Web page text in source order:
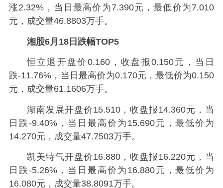
涨2.32%，当日最高价为7.390元，最低价为7.010
元，成交量46.8803万手。
湘股6月18日跌幅TOP5
恒立退开盘价0.160，收盘报0.150元，当日
跌-11.76%，当日最高价为0.170元，最低价为0.150
元，成交量61.1606万手。
湖南发展开盘价15.510，收盘报14.360元，当
日跌-9.40%，当日最高价为15.690元，最低价为
14.270元，成交量47.7503万手。
凯美特气开盘价16.880，收盘报16.220元，当
日跌-5.26%，当日最高价为16.880元，最低价为
16.080元，成交量38.8091万手。